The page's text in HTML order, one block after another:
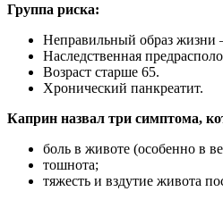
Группа риска:
Неправильный образ жизни
Наследственная
Возраст старше 65.
Хронический панкреатит.
Каприн назвал три симптома,
боль в животе (особенно в
тошнота;
тяжесть и вздутие живота